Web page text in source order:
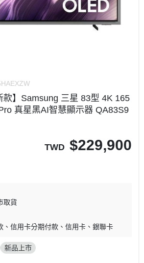
款】Samsung 三星 83型 4K 165
真星黑AI智慧顯示器 QA83S9
TWD $229,900
取貨
信用卡分期付款 信用卡 銀聯卡
新品上市